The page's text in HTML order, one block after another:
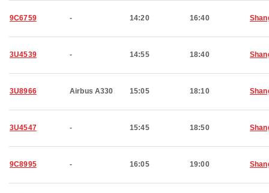
9C6759 - 14:20 16:40
3U4539 - 14:55 18:40
3U8966 Airbus A330 15:05 18:10
3U4547 - 15:45 18:50
9C8995 - 16:05 19:00